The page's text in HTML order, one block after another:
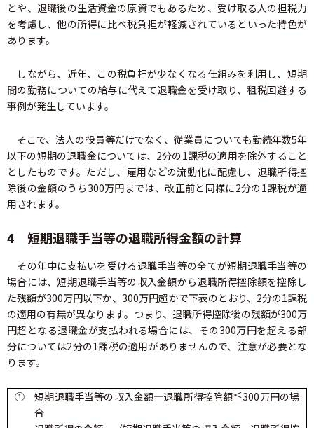
とや、退職後の生活資金の原資でもあるため、受け取る人の担税力
を考慮し、他の所得に比べ税負担が軽減されているといった特色が
あります。
しながら、近年、この税負担が少なくなる仕組みを利用し、短期
間の勤務についての給与に代えて退職金を受け取り、租税回避する
事例が発生しています。
そこで、法人の役員等だけでなく、従業員についても勤続年数5年
以下の短期の退職金については、2分の1課税の適用を除外すること
としたものです。ただし、雇用などの流動化に配慮し、退職所得控
除後の金額のうち300万円までは、改正前と同様に2分の1課税が適
用されます。
4 短期退職手当等の退職所得金額の計算
その年中に支払いを受ける退職手当等の全てが短期退職手当等の
場合には、短期退職手当等の収入金額から退職所得控除額を控除し
た残額が300万円以下か、300万円超かで下表のとおり、2分の1課税
の適用の有無が異なります。つまり、退職所得控除後の残額が300万
円超となる退職金が支払われる場合には、その300万円を超える部
分については2分の1課税の適用がありませんので、注意が必要とな
ります。
① 短期退職手当等の収入金額―退職所得控除額≦300万円の場
合